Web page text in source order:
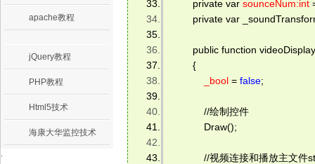
apache教程
jQuery教程
PHP教程
Html5技术
海康大华监控技术
.
private var sounceNum:int
private var
public function
{
_bool = false;
//绘制控件
Draw();
//视频连接和播放主文件